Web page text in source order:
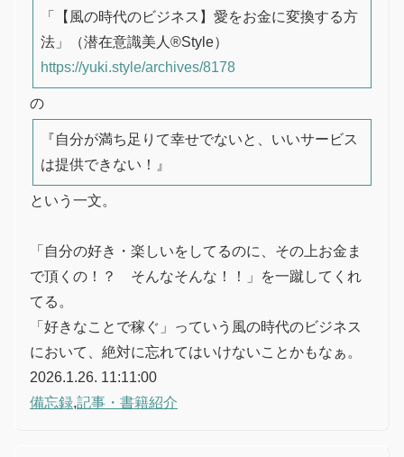
「【風の時代のビジネス】愛をお金に変換する方
法」（潜在意識美人®︎Style）
https://yuki.style/archives/8178
の
『自分が満ち足りて幸せでないと、いいサービス
は提供できない！』
という一文。
「自分の好き・楽しいをしてるのに、その上お金ま
で頂くの！？ そんなそんな！！」を一蹴してくれ
てる。
「好きなことで稼ぐ」っていう風の時代のビジネス
において、絶対に忘れてはいけないことかもなぁ。
2026.1.26. 11:11:00
備忘録,記事・書籍紹介